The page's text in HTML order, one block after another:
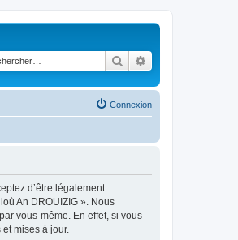
Rechercher
Connexion
d’être légalement
An DROUIZIG ». Nous
vous-même. En effet, si vous
mises à jour.